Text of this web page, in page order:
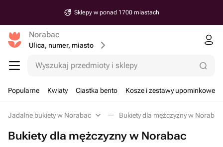
Sklepy w ponad 1700 miastach
Norabac
Ulica, numer, miasto
Wyszukaj przedmioty i sklepy
Popularne Kwiaty Ciastka bento Kosze i zestawy upominkowe
Jadalne bukiety w Norabac Bukiety dla mężczyzny w Norabac
Bukiety dla mężczyzny w Norabac